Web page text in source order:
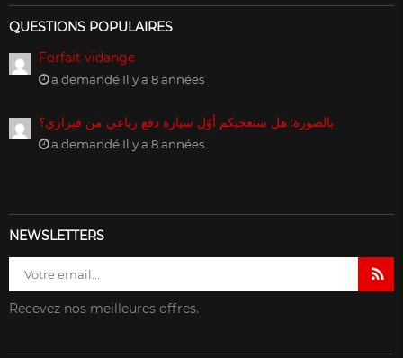
QUESTIONS POPULAIRES
Forfait vidange
a demandé Il y a 8 années
بالصورة: هل ستعجبكم أوّل سيارة دفع رباعي من فيراري؟
a demandé Il y a 8 années
NEWSLETTERS
Recevez nos meilleures offres.